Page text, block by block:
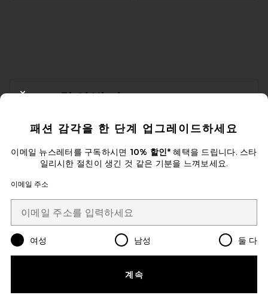
10% 할인받기
부 가능합니다.개인 정보 정책
Email Address
Sign Up
Change Country Regions
ko USD
개선에 도움을 주세요!
오늘 방문에 대한 설문 조사를 해주세요Let's Go!
패션 감각을 한 단계 업그레이드하세요
이메일 뉴스레터를 구독하시면 10% 할인*혜택을 드립니다. 스타
일리시한 절친이 생긴 것 같은 기분을 느껴보세요.
이메일 주소
여성 남성 둘 다
계속